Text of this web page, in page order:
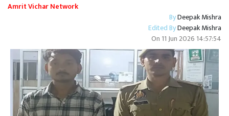
Amrit Vichar Network
ByDeepak Mishra
Edited ByDeepak Mishra
On 11 Jun 2026 14:57:54